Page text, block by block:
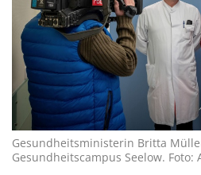
Gesundheitsministerin Britta
Gesundheitscampus Seelow. Foto: